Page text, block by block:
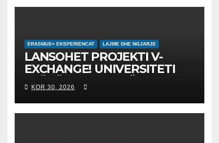
ERASMUS+ EKSPERIENCAT LAJME DHE NGJARJE
LANSOHET PROJEKTI V-
EXCHANGE! UNIVERSITETI
“NËNË TEREZA” NË SHKUP
UDHËHEQ NISMËN
NDËRKOMBËTARE PËR
EDUKIMIN DIGJITAL DHE
KOR 30, 2026